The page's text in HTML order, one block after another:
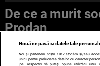
De ce a murit
Prodan
Nouă ne pasă ca datele tale
Noi și partenerii noștri 1017stocăm și/sau
unici pentru prelucrarea datelor cu caracter
jos, respectiv vă puteți opune utilizării